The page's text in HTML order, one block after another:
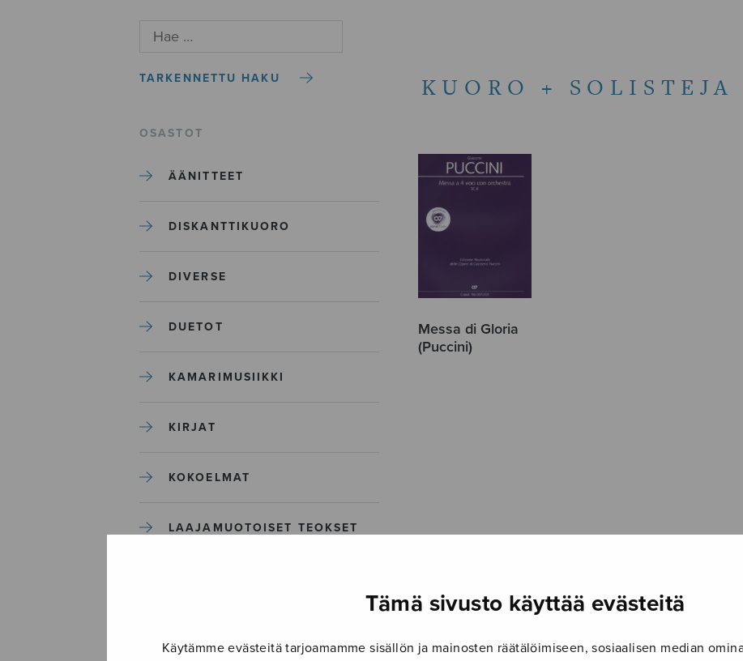
Tämä sivusto käyttää evästeitä
Käytämme evästeitä tarjoamamme sisällön ja mainosten räätälöimiseen, sosiaalisen median
TARKENNETTU HAKU
OSASTOT
ÄÄNITTEET
DISKANTTIKUORO
DIVERSE
DUETOT
KAMARIMUSIIKKI
KIRJAT
KOKOELMAT
LAAJAMUOTOISET TEOKSET
KUORO + SOLISTEJA
Messa di Gloria
(Puccini)